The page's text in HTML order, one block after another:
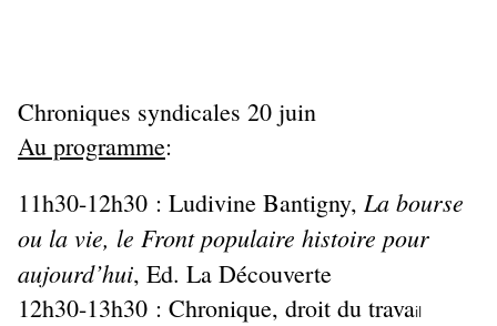
Chroniques syndicales 20 juin
Au programme:
11h30-12h30 : Ludivine Bantigny, La bourse
ou la vie, le Front populaire histoire pour
aujourd’hui, Ed. La Découverte
12h30-13h30 : Chronique, droit du travail